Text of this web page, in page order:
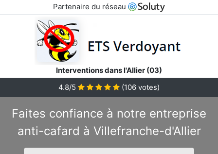
Partenaire du réseau
Interventions dans l'Allier (03)
4.8/5
(106 votes)
Faites confiance à notre entreprise
anti-cafard à Villefranche-d'Allier